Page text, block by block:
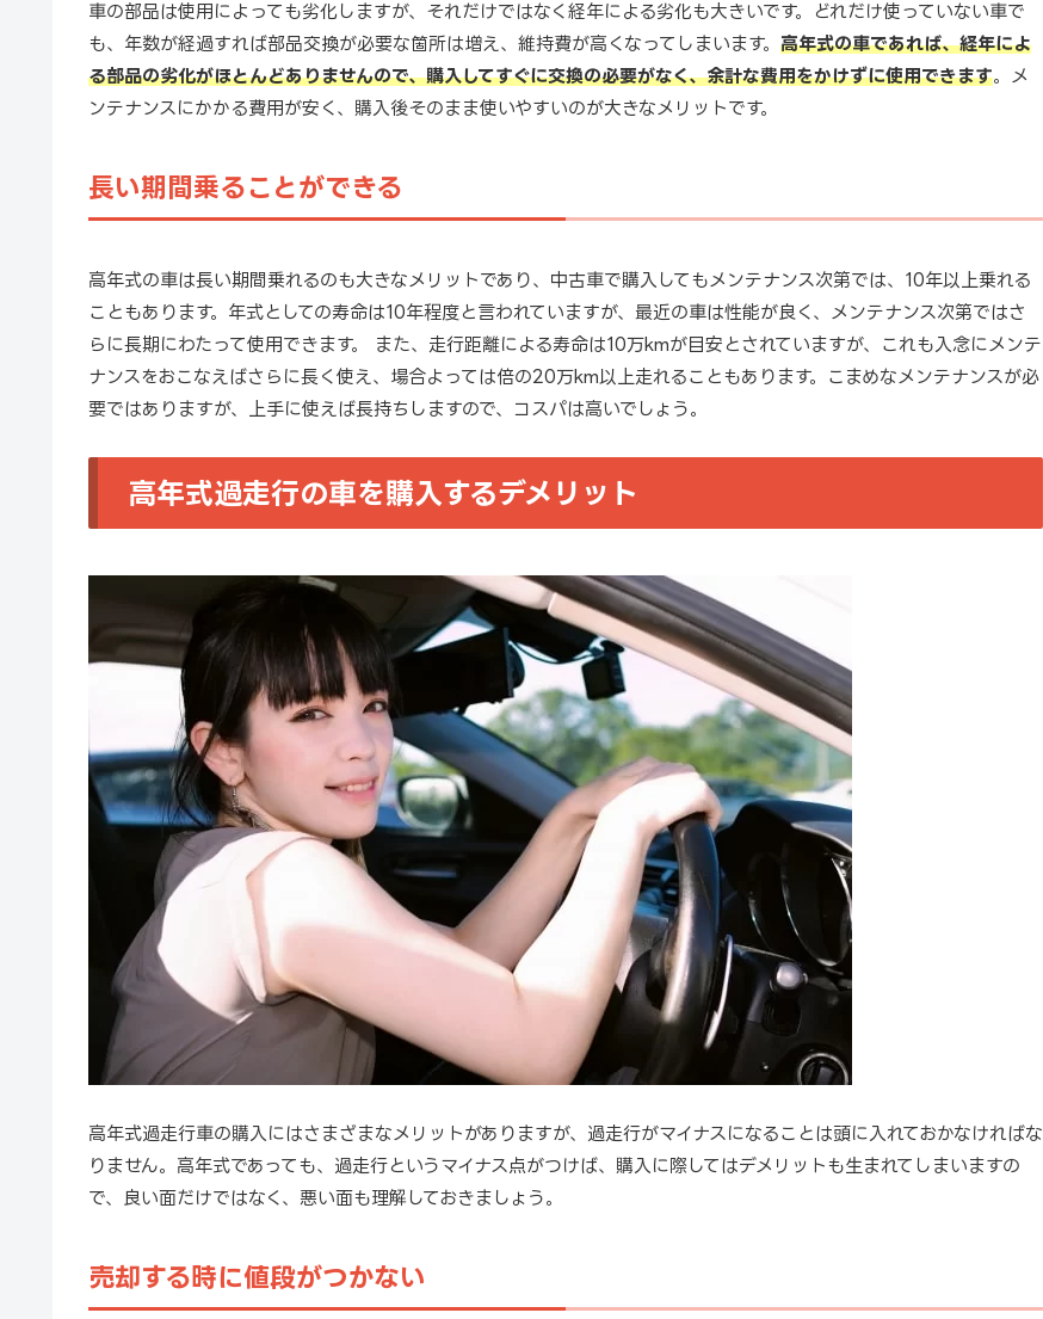
車の部品は使用によっても劣化しますが、それだけではなく経年による劣化も大きいです。どれだけ使っていない車で
も、年数が経過すれば部品交換が必要な箇所は増え、維持費が高くなってしまいます。 高年式の車であれば、経年によ
る部品の劣化がほとんどありませんので、購入してすぐに交換の必要がなく、余計な費用をかけずに使用できます。メ
ンテナンスにかかる費用が安く、購入後そのまま使いやすいのが大きなメリットです。
長い期間乗ることができる
高年式の車は長い期間乗れるのも大きなメリットであり、中古車で購入してもメンテナンス次第では、10年以上乗れる
こともあります。年式としての寿命は10年程度と言われていますが、最近の車は性能が良く、メンテナンス次第ではさ
らに長期にわたって使用できます。 また、走行距離による寿命は10万kmが目安とされていますが、これも入念にメンテ
ナンスをおこなえばさらに長く使え、場合よっては倍の20万km以上走れることもあります。こまめなメンテナンスが必
要ではありますが、上手に使えば長持ちしますので、コスパは高いでしょう。
高年式過走行の車を購入するデメリット
高年式過走行車の購入にはさまざまなメリットがありますが、過走行がマイナスになることは頭に入れておかなければな
りません。高年式であっても、過走行というマイナス点がつけば、購入に際してはデメリットも生まれてしまいますの
で、良い面だけではなく、悪い面も理解しておきましょう。
売却する時に値段がつかない